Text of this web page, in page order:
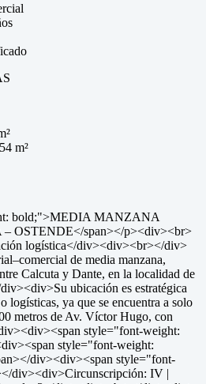
m²
bold;">MEDIA MANZANA
OSTENDE</span></p><div><br>
logística</div><div><br></div>
de media manzana,
Calcuta y Dante, en la localidad de
ubicación es estratégica
logísticas, ya que se encuentra a solo
metros de Av. Víctor Hugo, con
style="font-weight:
style="font-weight:
div><div><span style="font-
div><div>Circunscripción: IV |